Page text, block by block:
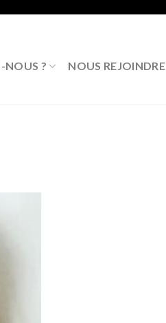
NOUS ? NOUS REJOINDRE